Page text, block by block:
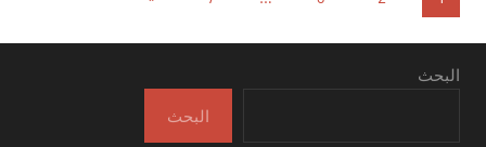
صفحات
المقالات
البحث
البحث